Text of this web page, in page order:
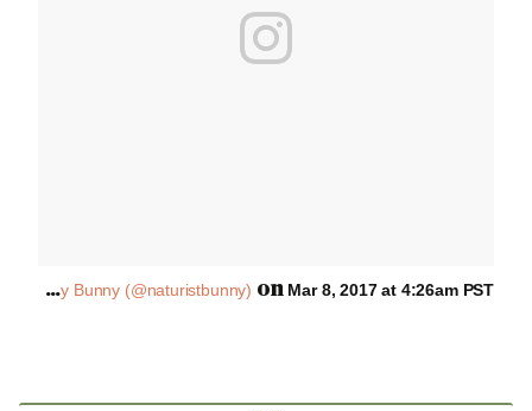
A
post shared by Bunny (@naturistbunny) on Mar 8, 2017 at 4:26am PST